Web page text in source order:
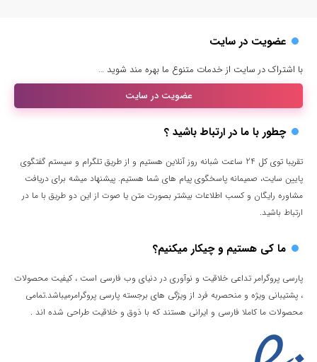
عضویت در سایت
با اشتراک در سایت از خدمات متنوع ما بهره مند شوید …
عضویت در سایت
چطور با ما در ارتباط باشید ؟
تقریبا توی کل 24 ساعت شبانه روز آنلاین هستیم و از طریق تلگرام و سیستم گفتگوی
پایین سایت، صمیمانه پاسخگوی پیام های شما هستیم. پیشنهاد میشه برای دریافت
مشاوره رایگان و کسب اطلاعات بیشتر بصورت متن یا صوت از این دو طریق با ما در
ارتباط باشید.
ما کی هستیم و چیکار میکنیم؟
پارسی پروگرامر تداعی خلاقیت و نوآوری در دنیای وب فارسی است ، کیفیت محصولات
، پشتیبانی ویژه و منحصربه فرد از ویژگی های برجسته پارسی پروگرامرمیباشد.تمامی
محصولات ما کاملا فارسی و ایرانی هستند که با ذوق و خلاقیت طراحی شده اند .